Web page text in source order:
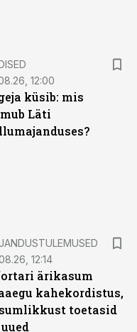
12:00
küsib: mis
Läti
12:14
ärikasum
kahekordistus,
toetasid